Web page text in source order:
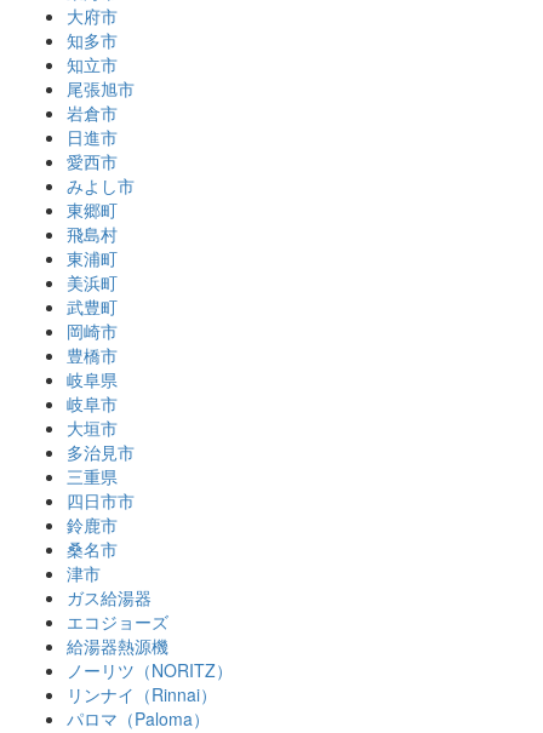
大府市
知多市
知立市
尾張旭市
岩倉市
日進市
愛西市
みよし市
東郷町
飛島村
東浦町
美浜町
武豊町
岡崎市
豊橋市
岐阜県
岐阜市
大垣市
多治見市
三重県
四日市市
鈴鹿市
桑名市
津市
ガス給湯器
エコジョーズ
給湯器熱源機
ノーリツ（NORITZ）
リンナイ（Rinnai）
パロマ（Paloma）